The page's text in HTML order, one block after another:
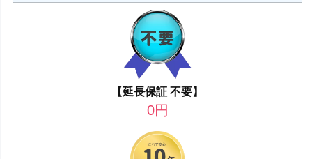
【延長保証 不要】
0円